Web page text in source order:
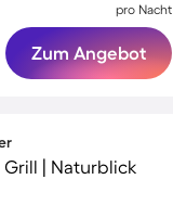
pro Nacht
Zum Angebot
| Naturblick